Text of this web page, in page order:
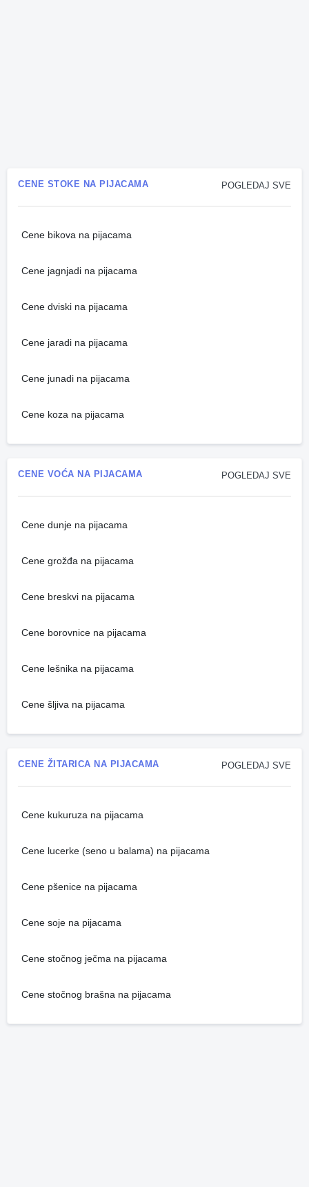
POGLEDAJ SVE
CENE STOKE NA PIJACAMA
Cene bikova na pijacama
Cene jagnjadi na pijacama
Cene dviski na pijacama
Cene jaradi na pijacama
Cene junadi na pijacama
Cene koza na pijacama
POGLEDAJ SVE
CENE VOĆA NA PIJACAMA
Cene dunje na pijacama
Cene grožđa na pijacama
Cene breskvi na pijacama
Cene borovnice na pijacama
Cene lešnika na pijacama
Cene šljiva na pijacama
POGLEDAJ SVE
CENE ŽITARICA NA PIJACAMA
Cene kukuruza na pijacama
Cene lucerke (seno u balama) na pijacama
Cene pšenice na pijacama
Cene soje na pijacama
Cene stočnog ječma na pijacama
Cene stočnog brašna na pijacama